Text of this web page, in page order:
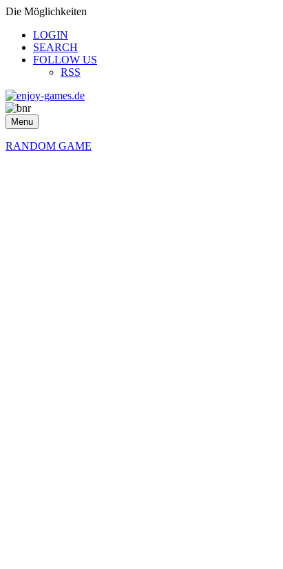
Die Möglichkeiten
LOGIN
SEARCH
FOLLOW US
RSS
Menu
RANDOM GAME